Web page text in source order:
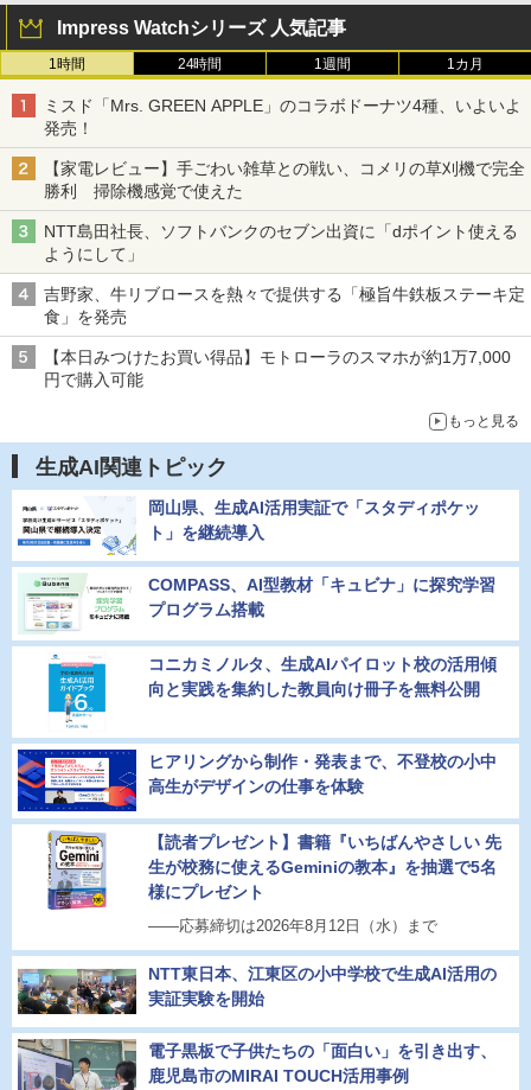
Impress Watchシリーズ 人気記事
1時間 24時間 1週間 1カ月
ミスド「Mrs. GREEN APPLE」のコラボドーナツ4種、いよいよ
発売！
【家電レビュー】手ごわい雑草との戦い、コメリの草刈機で完全
勝利 掃除機感覚で使えた
NTT島田社長、ソフトバンクのセブン出資に「dポイント使える
ようにして」
吉野家、牛リブロースを熱々で提供する「極旨牛鉄板ステーキ定
食」を発売
【本日みつけたお買い得品】モトローラのスマホが約1万7,000
円で購入可能
もっと見る
生成AI関連トピック
岡山県、生成AI活用実証で「スタディポケッ
ト」を継続導入
COMPASS、AI型教材「キュビナ」に探究学習
プログラム搭載
コニカミノルタ、生成AIパイロット校の活用傾
向と実践を集約した教員向け冊子を無料公開
ヒアリングから制作・発表まで、不登校の小中
高生がデザインの仕事を体験
【読者プレゼント】書籍『いちばんやさしい 先
生が校務に使えるGeminiの教本』を抽選で5名
様にプレゼント
――応募締切は2026年8月12日（水）まで
NTT東日本、江東区の小中学校で生成AI活用の
実証実験を開始
電子黒板で子供たちの「面白い」を引き出す、
鹿児島市のMIRAI TOUCH活用事例